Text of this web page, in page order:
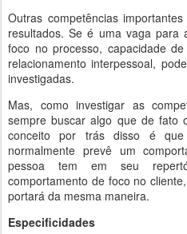
Outras competências
resultados. Se é uma vaga para
foco no processo, capacidade
relacionamento interpessoal,
investigadas.
Mas, como investigar as
sempre buscar algo que de fato
conceito por trás disso é que
normalmente prevê um
pessoa tem em seu
comportamento de foco no
portará da mesma maneira.
Especificidades